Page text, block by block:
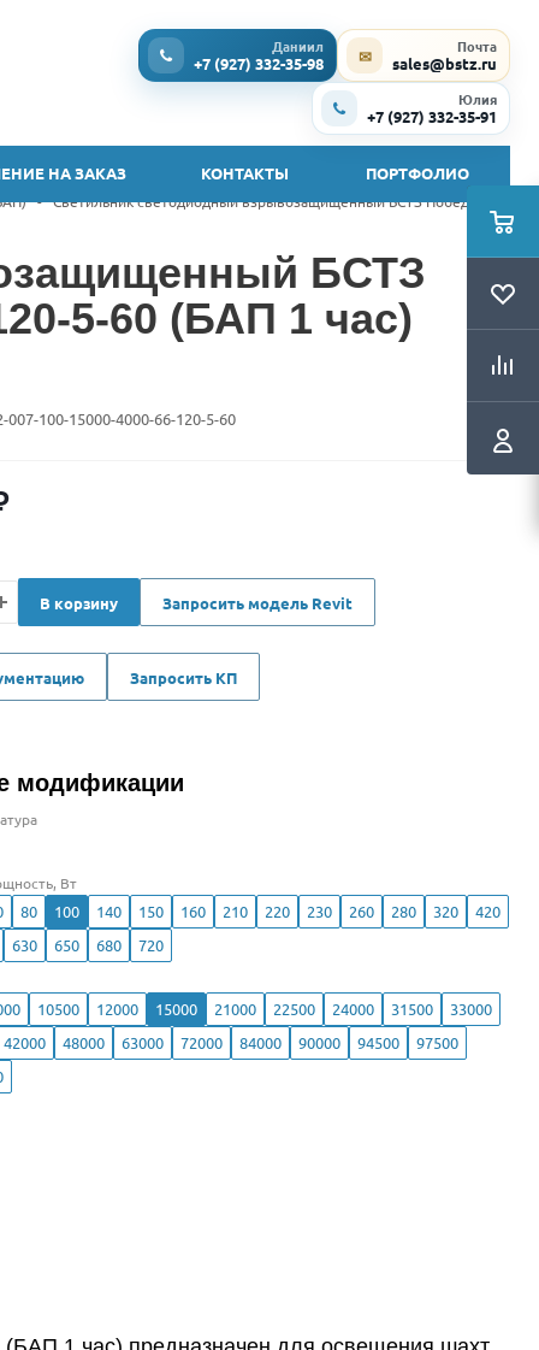
Даниил
+7 (927) 332-35-98 ✉ Почта
sales@bstz.ru
Юлия
+7 (927) 332-35-91
НА ЗАКАЗ КОНТАКТЫ ПОРТФОЛИО
- Светильник светодиодный взрывозащищенный БСТЗ Победа Ex2
БСТЗ
5-60 (БАП 1 час)
007-100-15000-4000-66-120-5-60
В корзину Запросить модель Revit
Запросить КП
модификации
Вт
80 100 140 150 160 210 220 230 260 280 320
420
630
650 680 720
10500 12000 15000 21000 22500 24000 31500
33000
42000
48000 63000 72000 84000 90000 94500
97500